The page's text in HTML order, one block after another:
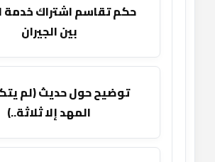
حكم تقاسم اشتراك خدمة
بين الجيران
توضيح حول حديث (لم
المهد إلا ثلاثة..)